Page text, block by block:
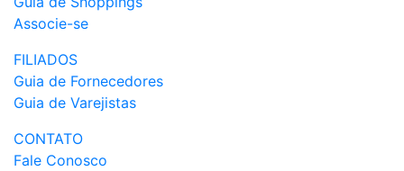
Associe-se
FILIADOS
Guia de Fornecedores
Guia de Varejistas
CONTATO
Fale Conosco